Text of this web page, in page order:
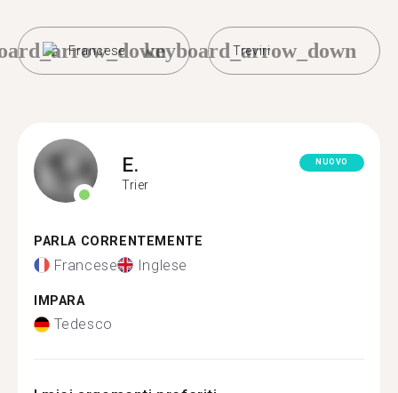
Francese Treviri
keyboard_arrow_down
E.
Trier
NUOVO
PARLA CORRENTEMENTE
Francese Inglese
IMPARA
Tedesco